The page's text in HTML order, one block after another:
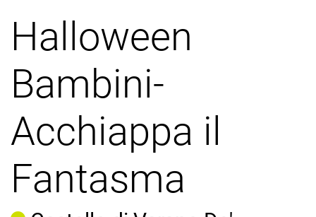
Halloween
Bambini-
Acchiappa il
Fantasma